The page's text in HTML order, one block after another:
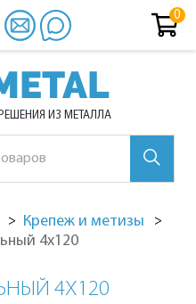
ИЗ МЕТАЛЛА
Крепеж и метизы
4х120
4Х120